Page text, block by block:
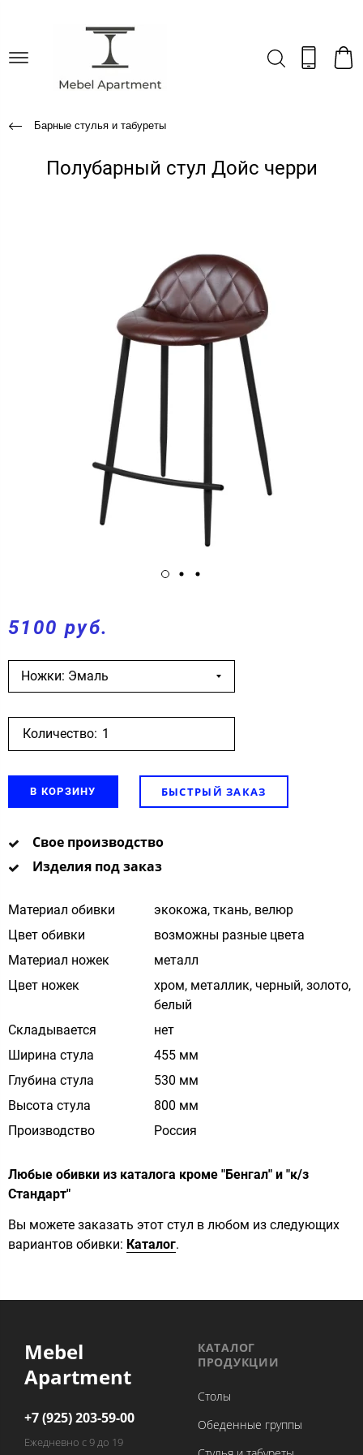
Барные стулья и табуреты
Полубарный стул Дойс черри
5100 руб.
Ножки: Эмаль
Количество:
В КОРЗИНУ БЫСТРЫЙ ЗАКАЗ
Свое производство
Изделия под заказ
Материал обивки
экокожа, ткань, велюр
Цвет обивки
возможны разные цвета
Материал ножек
металл
Цвет ножек
хром, металлик, черный, золото,
белый
Складывается
нет
Ширина стула
455 мм
Глубина стула
530 мм
Высота стула
800 мм
Производство
Россия
Любые обивки из каталога кроме "Бенгал" и "к/з
Стандарт"
Вы можете заказать этот стул в любом из следующих
вариантов обивки: Каталог.
Mebel
Apartment
+7 (925) 203-59-00
Ежедневно с 9 до 19
КАТАЛОГ
ПРОДУКЦИИ
Столы
Обеденные группы